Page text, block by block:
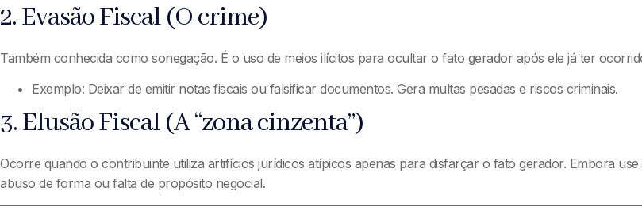
2. Evasão Fiscal (O crime)
Também conhecida como sonegação. É o uso de meios ilícitos para ocultar o fato gerador após ele já ter
Exemplo: Deixar de emitir notas fiscais ou falsificar documentos. Gera multas pesadas e riscos criminais.
3. Elusão Fiscal (A “zona cinzenta”)
Ocorre quando o contribuinte utiliza artifícios jurídicos atípicos apenas para disfarçar o fato gerador. Embora
abuso de forma ou falta de propósito negocial.